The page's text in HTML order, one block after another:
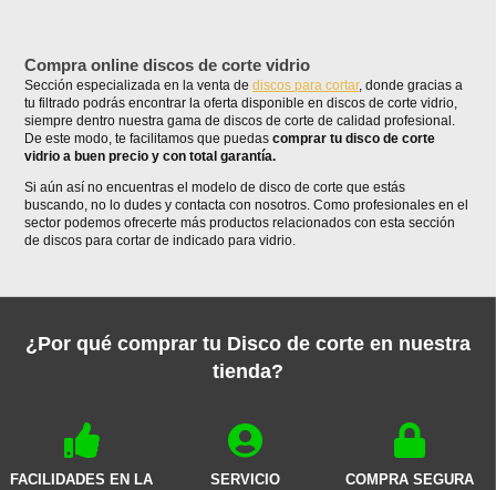
Compra online discos de corte vidrio
Sección especializada en la venta dediscos para cortar, donde gracias a
tu filtrado podrás encontrar la oferta disponible en discos de corte vidrio,
siempre dentro nuestra gama de discos de corte de calidad profesional.
De este modo, te facilitamos que puedascomprar tu disco de corte
vidrio a buen precio y con total garantía.
Si aún así no encuentras el modelo de disco de corte que estás
buscando, no lo dudes y contacta con nosotros. Como profesionales en el
sector podemos ofrecerte más productos relacionados con esta sección
de discos para cortar de indicado para vidrio.
¿Por qué comprar tu Disco de corte en nuestra
tienda?
FACILIDADES EN LA
SERVICIO
COMPRA SEGURA